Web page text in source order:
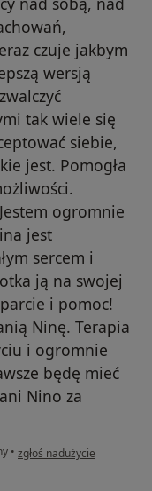
czuje jakbym
wersją
tak wiele się
siebie,
jest. Pomogła
ogromnie
jest
sercem i
ją na swojej
i pomoc!
Ninę. Terapia
i ogromnie
będę mieć
Nino za
• w opinii użytkownika N
zgłoś nadużycie